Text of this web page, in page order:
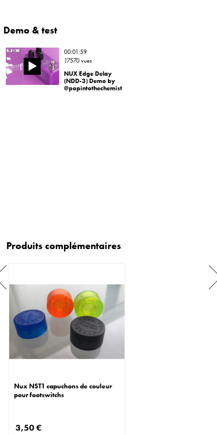
Demo & test
00:01:59
17570 vues
NUX Edge Delay
(NDD-3) Demo by
@popintothechemist
Produits complémentaires
Nux NST1 capuchons de couleur
pour footswitchs
3,50 €